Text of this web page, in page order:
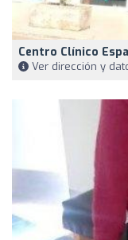
Centro Clínico
Ver dirección y